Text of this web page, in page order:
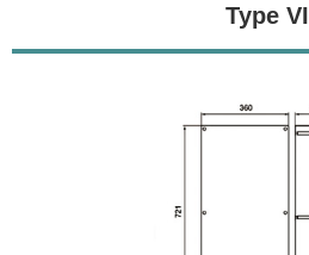
Type VI